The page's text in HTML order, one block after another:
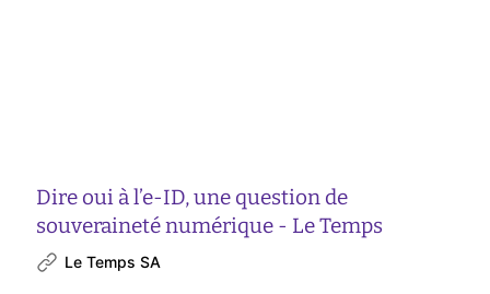
Dire oui à l’e-ID, une question de
souveraineté numérique - Le Temps
Le Temps SA